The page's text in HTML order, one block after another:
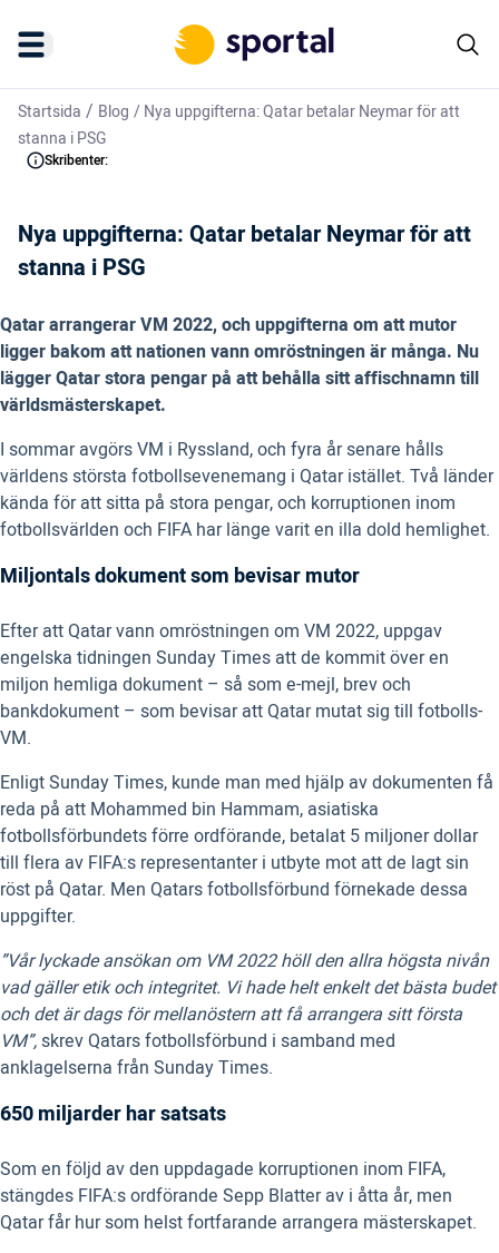
Startsida / Blog /Nya uppgifterna: Qatar betalar Neymar för att
stanna i PSG
Skribenter:
Nya uppgifterna: Qatar betalar Neymar för att
stanna i PSG
Qatar arrangerar VM 2022, och uppgifterna om att mutor
ligger bakom att nationen vann omröstningen är många. Nu
lägger Qatar stora pengar på att behålla sitt affischnamn till
världsmästerskapet.
I sommar avgörs VM i Ryssland, och fyra år senare hålls
världens största fotbollsevenemang i Qatar istället. Två länder
kända för att sitta på stora pengar, och korruptionen inom
fotbollsvärlden och FIFA har länge varit en illa dold hemlighet.
Miljontals dokument som bevisar mutor
Efter att Qatar vann omröstningen om VM 2022, uppgav
engelska tidningen Sunday Times att de kommit över en
miljon hemliga dokument – så som e-mejl, brev och
bankdokument – som bevisar att Qatar mutat sig till fotbolls-
VM.
Enligt Sunday Times, kunde man med hjälp av dokumenten få
reda på att Mohammed bin Hammam, asiatiska
fotbollsförbundets förre ordförande, betalat 5 miljoner dollar
till flera av FIFA:s representanter i utbyte mot att de lagt sin
röst på Qatar. Men Qatars fotbollsförbund förnekade dessa
uppgifter.
”Vår lyckade ansökan om VM 2022 höll den allra högsta nivån
vad gäller etik och integritet. Vi hade helt enkelt det bästa budet
och det är dags för mellanöstern att få arrangera sitt första
VM”,skrev Qatars fotbollsförbund i samband med
anklagelserna från Sunday Times.
650 miljarder har satsats
Som en följd av den uppdagade korruptionen inom FIFA,
stängdes FIFA:s ordförande Sepp Blatter av i åtta år, men
Qatar får hur som helst fortfarande arrangera mästerskapet.